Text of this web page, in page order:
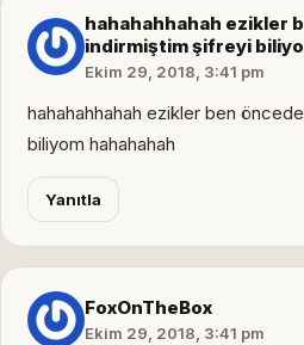
hahahahhahah ezikler
indirmiştim şifreyi
Ekim 29, 2018, 3:41 pm
hahahahhahah ezikler ben
biliyom hahahahah
Yanıtla
FoxOnTheBox
Ekim 29, 2018, 3:41 pm